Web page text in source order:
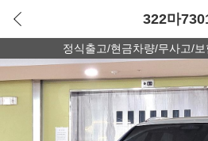
322마
정식출고/현금차량/무사고/